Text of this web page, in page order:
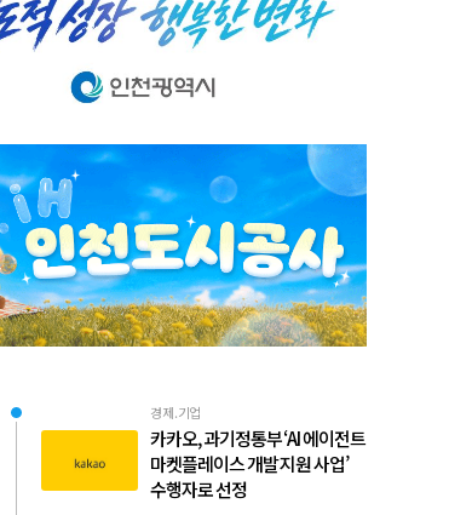
경제.기업
카카오, 과기정통부 ‘AI 에이전트
마켓플레이스 개발 지원 사업’
수행자로 선정